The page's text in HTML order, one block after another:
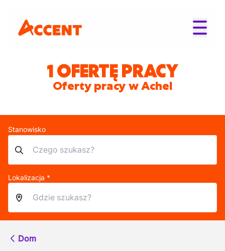
1 OFERTĘ PRACY
Oferty pracy w Achel
Stanowisko
Lokalizacja *
Dom